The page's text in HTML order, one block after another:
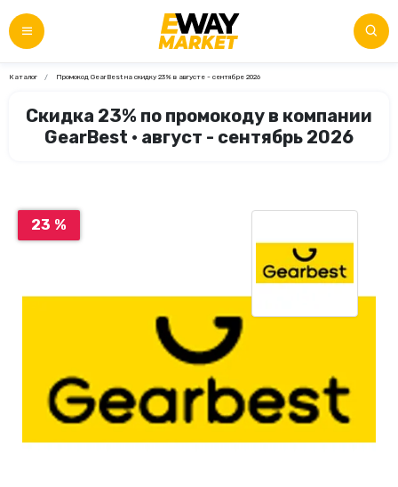
Каталог Промокод GearBest на скидку 23% в августе - сентябре 2026
Скидка 23% по промокоду в компании
GearBest • август - сентябрь 2026
23 %